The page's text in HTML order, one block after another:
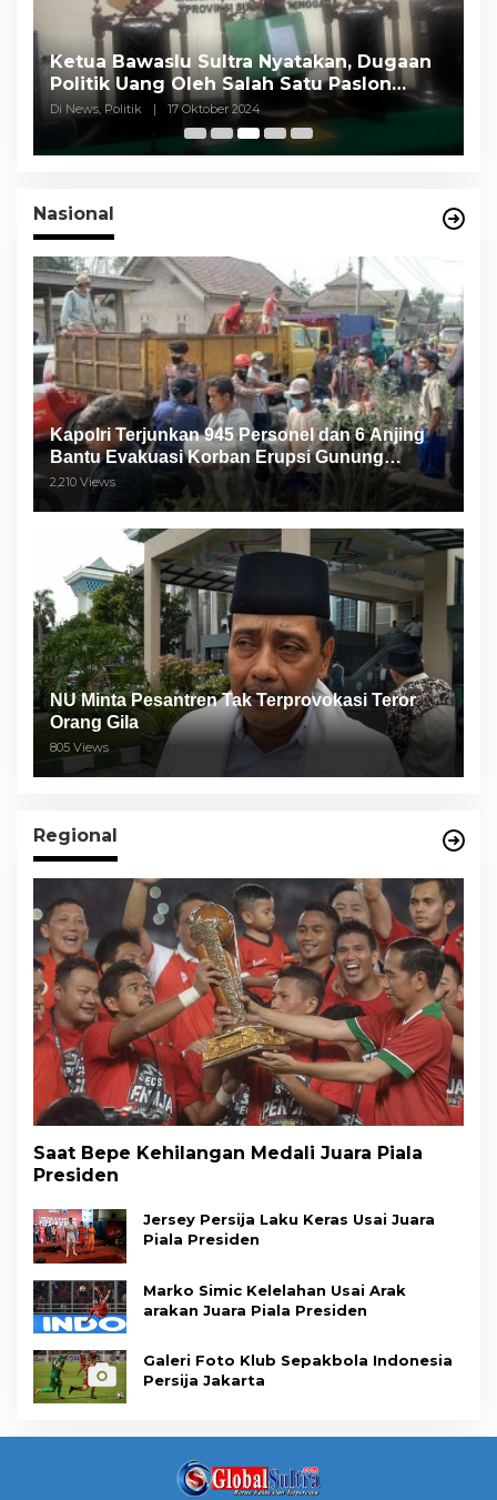
Ketua Bawaslu Sultra Nyatakan, Dugaan
Politik Uang Oleh Salah Satu Paslon
Cagub Tidak Terbukti
Di News, Politik | 17 Oktober 2024
Nasional
Kapolri Terjunkan 945 Personel dan 6 Anjing
Bantu Evakuasi Korban Erupsi Gunung
Semeru
2,210 Views
NU Minta Pesantren Tak Terprovokasi Teror
Orang Gila
805 Views
Regional
Saat Bepe Kehilangan Medali Juara Piala
Presiden
Jersey Persija Laku Keras Usai Juara
Piala Presiden
Marko Simic Kelelahan Usai Arak
arakan Juara Piala Presiden
Galeri Foto Klub Sepakbola Indonesia
Persija Jakarta